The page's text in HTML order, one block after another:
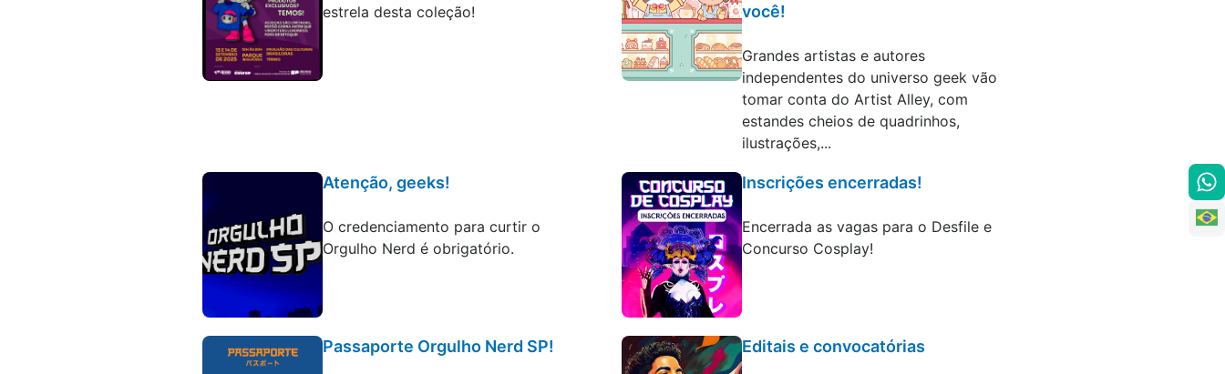
estrela desta coleção!
você!
Grandes artistas e autores
independentes do universo geek vão
tomar conta do Artist Alley, com
estandes cheios de quadrinhos,
ilustrações,...
Atenção, geeks!
O credenciamento para curtir o
Orgulho Nerd é obrigatório.
Inscrições encerradas!
Encerrada as vagas para o Desfile e
Concurso Cosplay!
Passaporte Orgulho Nerd SP! Editais e convocatórias